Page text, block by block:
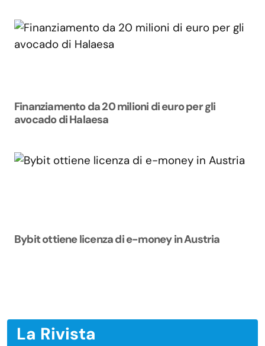
Finanziamento da 20 milioni di euro per gli
avocado di Halaesa
Bybit ottiene licenza di e-money in Austria
La Rivista